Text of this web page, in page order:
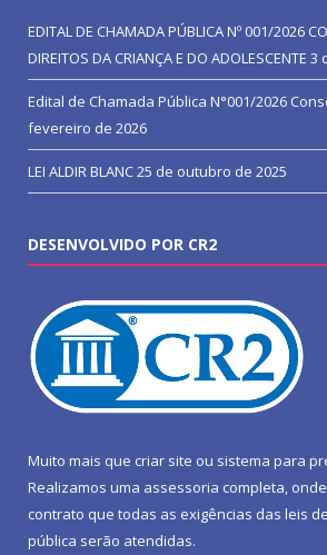
EDITAL DE CHAMADA PÚBLICA Nº 001/2026
DIREITOS DA CRIANÇA E DO ADOLESCENTE 3
Edital de Chamada Pública N°001/2026
fevereiro de 2026
LEI ALDIR BLANC25 de outubro de 2025
DESENVOLVIDO POR CR2
Muito mais que criar site ou sistema para
Realizamos uma assessoria completa,
contrato que todas as exigências das leis
pública serão atendidas.